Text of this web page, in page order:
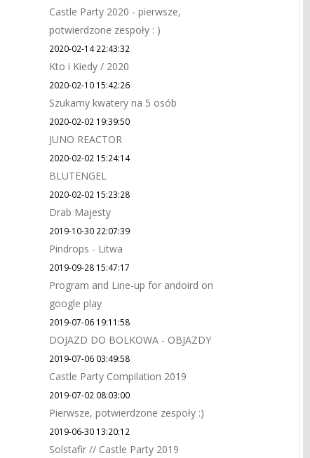
Castle Party 2020 - pierwsze,
potwierdzone zespoły : )
2020-02-14 22:43:32
Kto i Kiedy / 2020
2020-02-10 15:42:26
Szukamy kwatery na 5 osób
2020-02-02 19:39:50
JUNO REACTOR
2020-02-02 15:24:14
BLUTENGEL
2020-02-02 15:23:28
Drab Majesty
2019-10-30 22:07:39
Pindrops - Litwa
2019-09-28 15:47:17
Program and Line-up for andoird on
google play
2019-07-06 19:11:58
DOJAZD DO BOLKOWA - OBJAZDY
2019-07-06 03:49:58
Castle Party Compilation 2019
2019-07-02 08:03:00
Pierwsze, potwierdzone zespoły :)
2019-06-30 13:20:12
Solstafir // Castle Party 2019